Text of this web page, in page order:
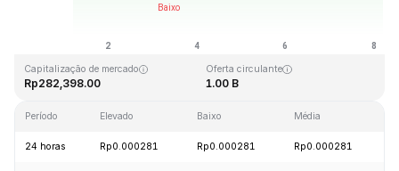
Última atualização: 2026-08-08, 04:42 GMT+0
Capitalização de mercado
Rp282,398.00
Oferta circulante
1.00 B
Período Elevado Baixo Média
24 horas Rp0.000281 Rp0.000281 Rp0.000281